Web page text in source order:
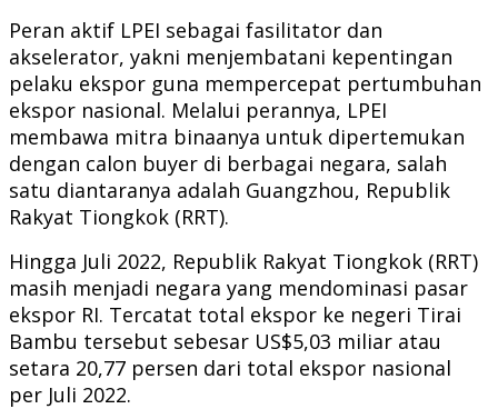
Peran aktif LPEI sebagai fasilitator dan
akselerator, yakni menjembatani kepentingan
pelaku ekspor guna mempercepat pertumbuhan
ekspor nasional. Melalui perannya, LPEI
membawa mitra binaanya untuk dipertemukan
dengan calon buyer di berbagai negara, salah
satu diantaranya adalah Guangzhou, Republik
Rakyat Tiongkok (RRT).
Hingga Juli 2022, Republik Rakyat Tiongkok (RRT)
masih menjadi negara yang mendominasi pasar
ekspor RI. Tercatat total ekspor ke negeri Tirai
Bambu tersebut sebesar US$5,03 miliar atau
setara 20,77 persen dari total ekspor nasional
per Juli 2022.